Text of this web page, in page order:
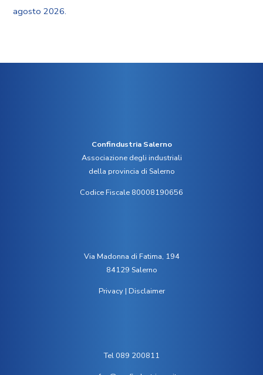
agosto 2026.
Confindustria Salerno
Associazione degli industriali
della provincia di Salerno
Codice Fiscale 80008190656
Via Madonna di Fatima, 194
84129 Salerno
Privacy| Disclaimer
Tel 089 200811